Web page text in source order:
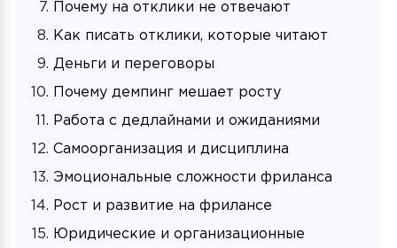
Почему на отклики не отвечают
Как писать отклики, которые читают
Деньги и переговоры
Почему демпинг мешает росту
Работа с дедлайнами и ожиданиями
Самоорганизация и дисциплина
Эмоциональные сложности фриланса
Рост и развитие на фрилансе
Юридические и организационные